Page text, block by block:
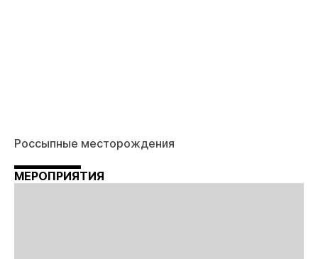
Россыпные месторождения
МЕРОПРИЯТИЯ